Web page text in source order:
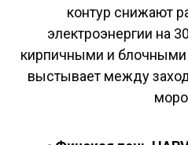
контур снижают
электроэнергии на
кирпичными и блочными
выстывает между